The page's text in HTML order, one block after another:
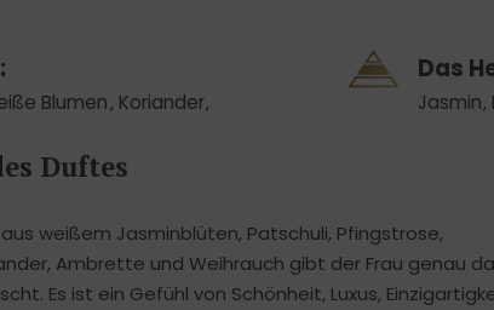
Blumen, Koriander,
Das
Jasmin,
Duftes
weißem Jasminblüten, Patschuli, Pfingstrose,
Ambrette und Weihrauch gibt der Frau genau
Es ist ein Gefühl von Schönheit, Luxus,